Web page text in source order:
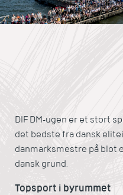
DIF DM-ugen er et stort
det bedste fra dansk
danmarksmestre på blot
dansk grund.
Topsport i byrummet